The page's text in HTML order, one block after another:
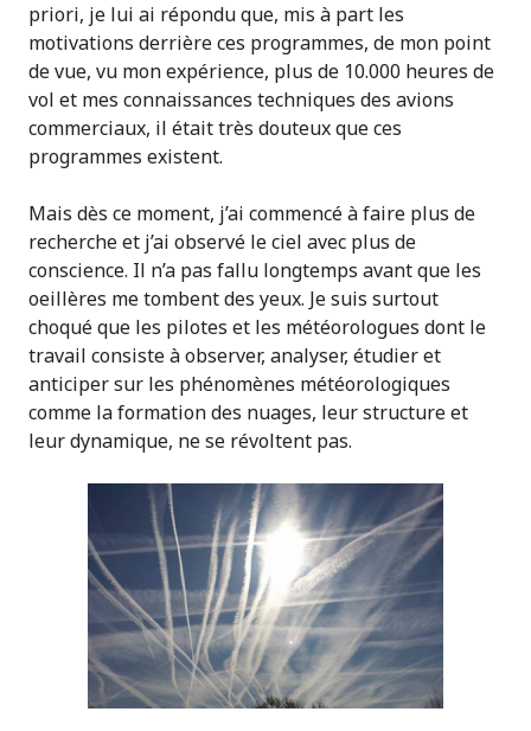
priori, je lui ai répondu que, mis à part les
motivations derrière ces programmes, de mon point
de vue, vu mon expérience, plus de 10.000 heures de
vol et mes connaissances techniques des avions
commerciaux, il était très douteux que ces
programmes existent.
Mais dès ce moment, j’ai commencé à faire plus de
recherche et j’ai observé le ciel avec plus de
conscience. Il n’a pas fallu longtemps avant que les
oeillères me tombent des yeux. Je suis surtout
choqué que les pilotes et les météorologues dont le
travail consiste à observer, analyser, étudier et
anticiper sur les phénomènes météorologiques
comme la formation des nuages, leur structure et
leur dynamique, ne se révoltent pas.